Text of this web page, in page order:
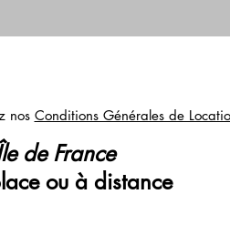
nos Conditions Générales de
de France
ou à distance